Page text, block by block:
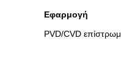
Εφαρμογή
PVD/CVD